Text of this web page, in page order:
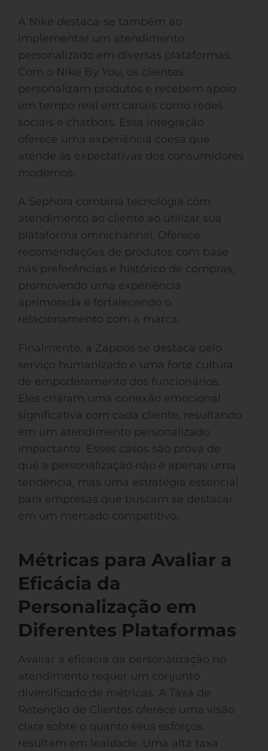
A Nike destaca-se também ao
implementar um atendimento
personalizado em diversas plataformas.
Com o Nike By You, os clientes
personalizam produtos e recebem apoio
em tempo real em canais como redes
sociais e chatbots. Essa integração
oferece uma experiência coesa que
atende às expectativas dos consumidores
modernos.
A Sephora combina tecnologia com
atendimento ao cliente ao utilizar sua
plataforma omnichannel. Oferece
recomendações de produtos com base
nas preferências e histórico de compras,
promovendo uma experiência
aprimorada e fortalecendo o
relacionamento com a marca.
Finalmente, a Zappos se destaca pelo
serviço humanizado e uma forte cultura
de empoderamento dos funcionários.
Eles criaram uma conexão emocional
significativa com cada cliente, resultando
em um atendimento personalizado
impactante. Esses casos são prova de
que a personalização não é apenas uma
tendência, mas uma estratégia essencial
para empresas que buscam se destacar
em um mercado competitivo.
Métricas para Avaliar a
Eficácia da
Personalização em
Diferentes Plataformas
Avaliar a eficácia da personalização no
atendimento requer um conjunto
diversificado de métricas. A Taxa de
Retenção de Clientes oferece uma visão
clara sobre o quanto seus esforços
resultam em lealdade. Uma alta taxa